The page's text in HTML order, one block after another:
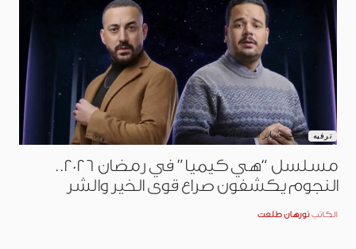
ترفيه فبراير 16, 2026
مسلسل “هي كيميا” في رمضان 2026..
النجوم يكشفون صراع قوى الخير والشر
الكاتب نورهان طلعت